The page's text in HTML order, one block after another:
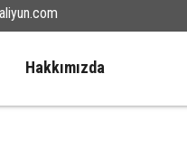
Hakkımızda